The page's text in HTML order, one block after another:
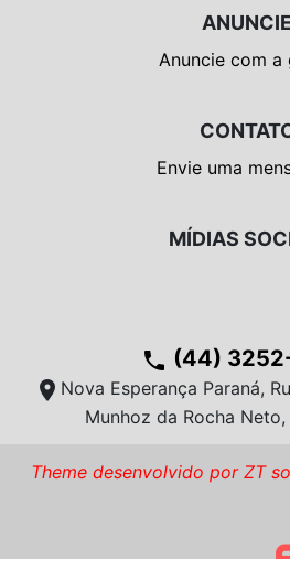
ANUNCIE
Anuncie com a
Envie uma
MÍDIAS
phone (44)
location_on Nova Esperança Paraná,
Munhoz da Rocha
Theme desenvolvido por ZT